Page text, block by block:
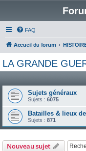
FAQ
Accueil du forum
LA GRANDE
Sujets généraux
Sujets : 6075
Batailles & lieux
Sujets : 871
Nouveau sujet